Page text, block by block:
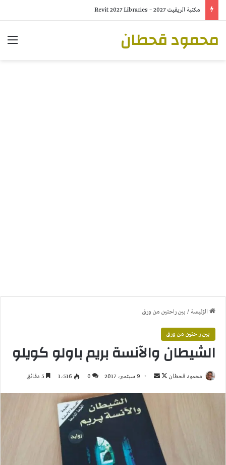
ريفيت 2027 Revit
محمود قحطان
الرّئيسة / بين راحتين من ورق
بين راحتين من ورق
الشيطان والآنسة بريم باولو كويلو
محمود قحطان
تابعأرسل
إلكترونيا
9 سبتمبر، 2017 0 1٬516